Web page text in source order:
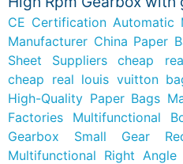
CE Certification Automatic
Manufacturer China Paper
Sheet Suppliers
cheap
cheap real louis vuitton
High-Quality Paper Bags
Factories
Multifunctional
Gearbox Small Gear
Multifunctional Right